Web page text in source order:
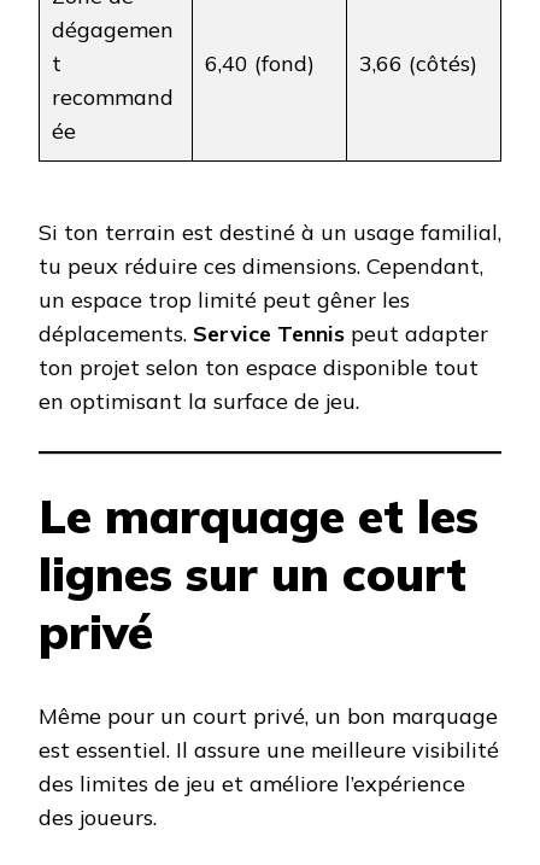
dégagemen
t
recommand
ée
6,40 (fond) 3,66 (côtés)
Si ton terrain est destiné à un usage familial,
tu peux réduire ces dimensions. Cependant,
un espace trop limité peut gêner les
déplacements. Service Tennis peut adapter
ton projet selon ton espace disponible tout
en optimisant la surface de jeu.
Le marquage et les
lignes sur un court
privé
Même pour un court privé, un bon marquage
est essentiel. Il assure une meilleure visibilité
des limites de jeu et améliore l’expérience
des joueurs.